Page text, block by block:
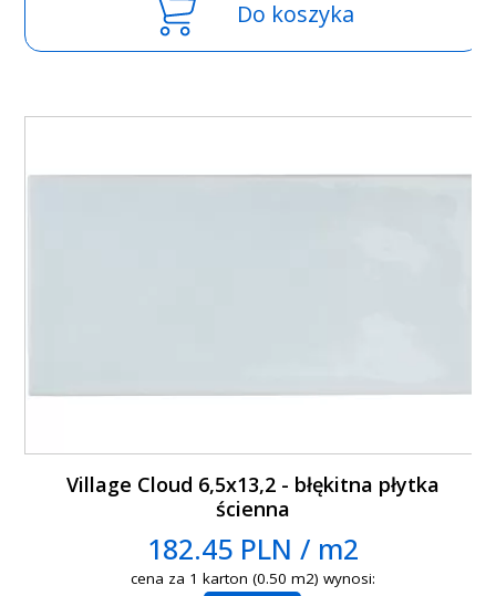
Do koszyka
Village Cloud 6,5x13,2 - błękitna płytka
ścienna
182.45 PLN / m2
cena za 1 karton (0.50 m2) wynosi: